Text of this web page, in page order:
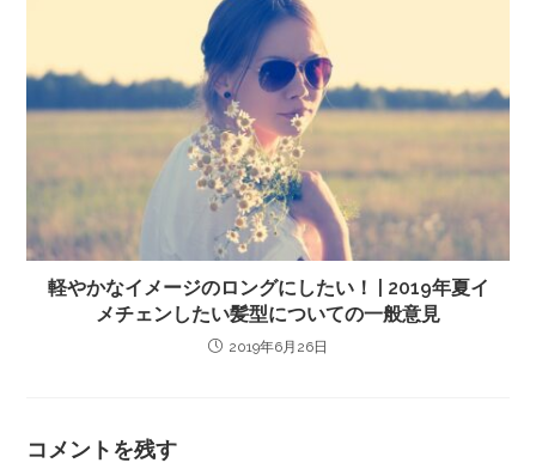
軽やかなイメージのロングにしたい！ | 2019年夏イ
メチェンしたい髪型についての一般意見
2019年6月26日
コメントを残す